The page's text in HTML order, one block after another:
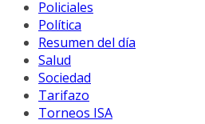
Policiales
Política
Resumen del día
Salud
Sociedad
Tarifazo
Torneos ISA